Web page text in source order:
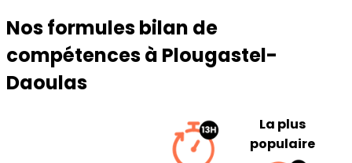
Nos formules bilan de
compétences à Plougastel-
Daoulas
La plus
populaire